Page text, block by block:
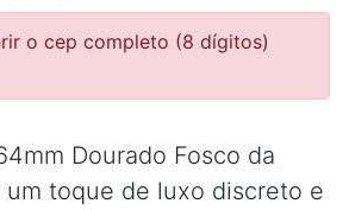
o cep completo (8 dígitos)
Dourado Fosco da
um toque de luxo discreto e